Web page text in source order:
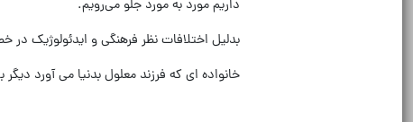
داریم مورد به مورد جلو می‌رویم.
بدلیل اختلافات نظر فرهنگی و ایدئولوژیک در
خانواده ای که فرزند معلول بدنیا می آورد